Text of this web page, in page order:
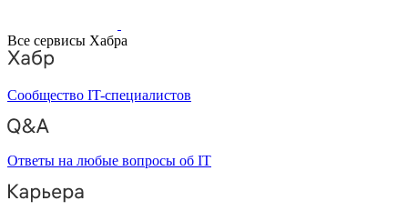
Все сервисы Хабра
Сообщество IT-специалистов
Ответы на любые вопросы об IT